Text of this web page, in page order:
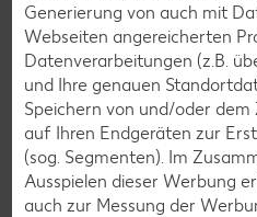
Salat-Rezepte
Spargel-Rezepte
Fleisch-Rezepte
Fisch-Rezepte
Geflügel-Rezepte
Generierung von auch mit
Webseiten angereicherten
Datenverarbeitungen (z.B.
und Ihre genauen
Speichern von und/oder
auf Ihren Endgeräten zur
(sog. Segmenten). Im
Ausspielen dieser Werbung
auch zur Messung der